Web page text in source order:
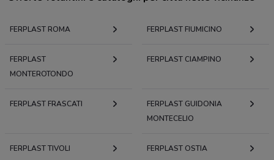
FERPLAST ROMA FERPLAST FIUMICINO
FERPLAST
MONTEROTONDO
FERPLAST CIAMPINO
FERPLAST FRASCATI
FERPLAST GUIDONIA
MONTECELIO
FERPLAST TIVOLI FERPLAST OSTIA